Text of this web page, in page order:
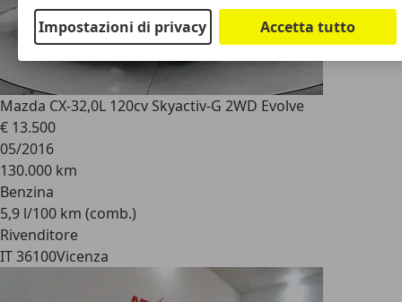
Mazda CX-32,0L 120cv Skyactiv-G 2WD Evolve
€ 13.500
05/2016
130.000 km
Benzina
5,9 l/100 km (comb.)
Rivenditore
IT 36100Vicenza
Impostazioni di privacy Accetta tutto